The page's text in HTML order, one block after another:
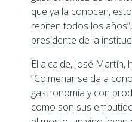
que ya la conocen,
repiten todos los
presidente de la
El alcalde, José
“Colmenar se da a
gastronomía y con
como son sus